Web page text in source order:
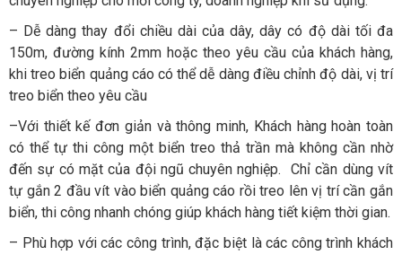
– Dễ dàng thay đổi chiều dài của dây, dây có độ dài tối đa
150m, đường kính 2mm hoặc theo yêu cầu của khách hàng,
khi treo biển quảng cáo có thể dễ dàng điều chỉnh độ dài, vị trí
treo biển theo yêu cầu
–Với thiết kế đơn giản và thông minh, Khách hàng hoàn toàn
có thể tự thi công một biển treo thả trần mà không cần nhờ
đến sự có mặt của đội ngũ chuyên nghiệp. Chỉ cần dùng vít
tự gắn 2 đầu vít vào biển quảng cáo rồi treo lên vị trí cần gắn
biển, thi công nhanh chóng giúp khách hàng tiết kiệm thời gian.
– Phù hợp với các công trình, đặc biệt là các công trình khách